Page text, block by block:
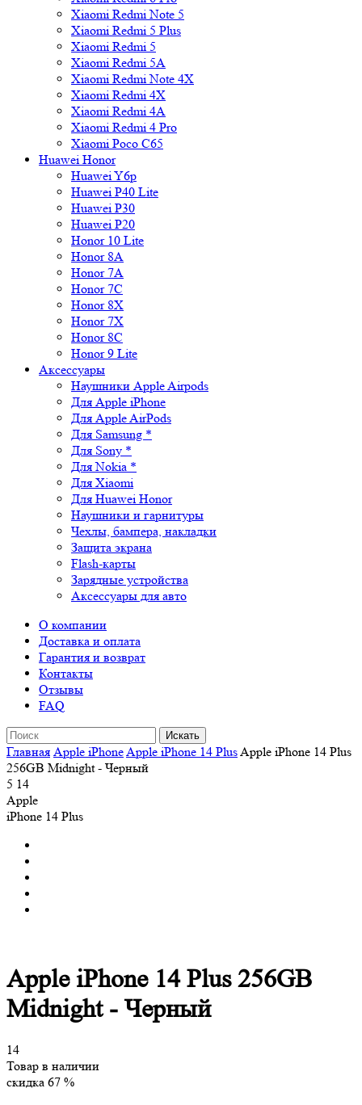
Xiaomi Redmi Note 5
Xiaomi Redmi 5 Plus
Xiaomi Redmi 5
Xiaomi Redmi 5A
Xiaomi Redmi Note 4X
Xiaomi Redmi 4X
Xiaomi Redmi 4A
Xiaomi Redmi 4 Pro
Xiaomi Poco C65
Huawei Honor
Huawei Y6p
Huawei P40 Lite
Huawei P30
Huawei P20
Honor 10 Lite
Honor 8A
Honor 7A
Honor 7C
Honor 8X
Honor 7X
Honor 8C
Honor 9 Lite
Аксессуары
Наушники Apple Airpods
Для Apple iPhone
Для Apple AirPods
Для Samsung *
Для Sony *
Для Nokia *
Для Xiaomi
Для Huawei Honor
Наушники и гарнитуры
Чехлы, бампера, накладки
Защита экрана
Flash-карты
Зарядные устройства
Аксессуары для авто
О компании
Доставка и оплата
Гарантия и возврат
Контакты
Отзывы
FAQ
Главная Apple iPhoneApple iPhone 14 PlusApple iPhone 14 Plus
256GB Midnight - Черный
5 14
Apple
iPhone 14 Plus
Apple iPhone 14 Plus 256GB
Midnight - Черный
14
Товар в наличии
скидка 67 %